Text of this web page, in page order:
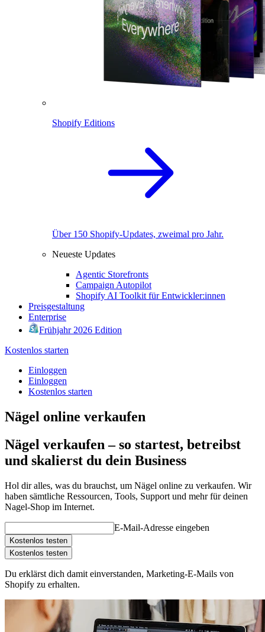
Shopify Editions
Über 150 Shopify-Updates, zweimal pro Jahr.
Neueste Updates
Agentic Storefronts
Campaign Autopilot
Shopify AI Toolkit für Entwickler:innen
Preisgestaltung
Enterprise
Frühjahr 2026 Edition
Kostenlos starten
Einloggen
Einloggen
Kostenlos starten
Nägel online verkaufen
Nägel verkaufen – so startest, betreibst
und skalierst du dein Business
Hol dir alles, was du brauchst, um Nägel online zu verkaufen. Wir
haben sämtliche Ressourcen, Tools, Support und mehr für deinen
Nagel-Shop im Internet.
E-Mail-Adresse eingeben
Kostenlos testen
Kostenlos testen
Du erklärst dich damit einverstanden, Marketing-E-Mails von
Shopify zu erhalten.